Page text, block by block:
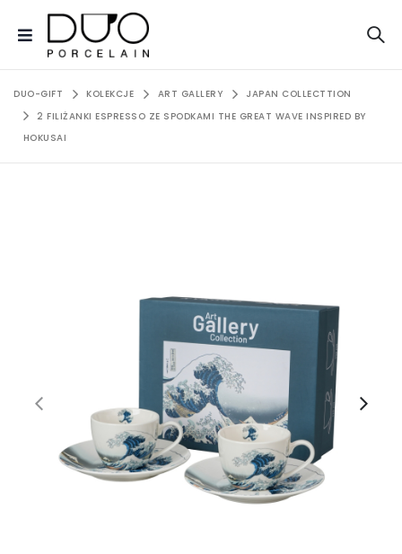
DUO-GIFT KOLEKCJE ART GALLERY
JAPAN COLLECTTION
2 FILIŻANKI ESPRESSO ZE SPODKAMI THE GREAT WAVE INSPIRED BY
HOKUSAI